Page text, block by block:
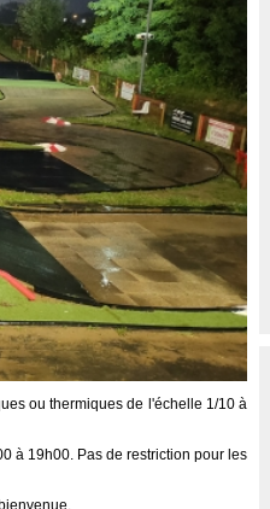
ou thermiques de l'échelle 1/10 à
à 19h00. Pas de restriction pour les